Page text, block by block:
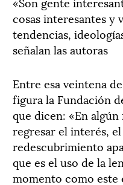
cosas interesantes y
tendencias,
señalan las autoras
Entre esa veintena
figura la Fundación
que dicen: «En
regresar el interés,
redescubrimiento
que es el uso de la
momento como este